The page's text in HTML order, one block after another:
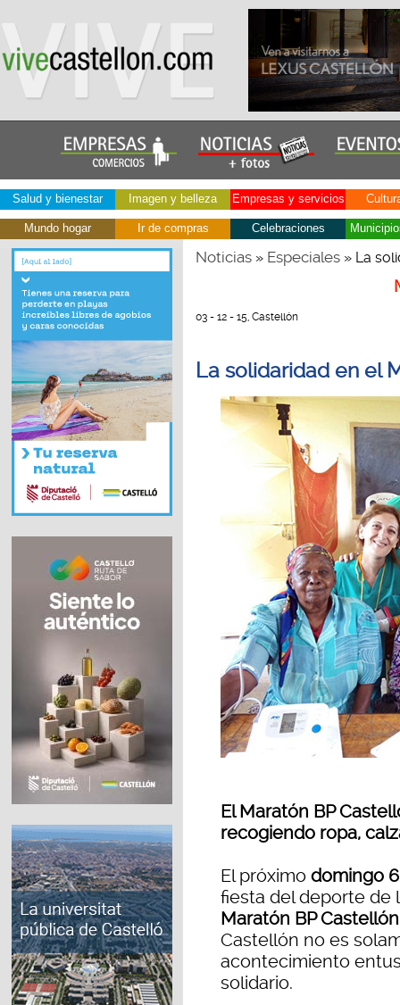
Salud y bienestar Imagen y belleza Empresas y servicios
Mundo hogar Ir de compras Celebraciones
Noticias» Especiales» La
03 - 12 - 15, Castellón
La solidaridad en el
El Maratón BP
recogiendo ropa,
El próximo domingo
fiesta del deporte de
Maratón BP Castellón
Castellón no es
acontecimiento
solidario.